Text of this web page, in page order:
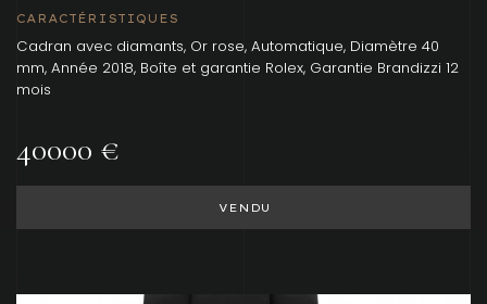
CARACTÉRISTIQUES
Cadran avec diamants, Or rose, Automatique, Diamètre 40
mm, Année 2018, Boîte et garantie Rolex, Garantie Brandizzi 12
mois
40000 €
VENDU